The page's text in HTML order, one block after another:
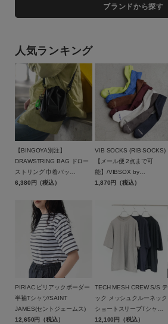
ブランドから探す
人気ランキング
【BINGOYA別注】
DRAWSTRING BAG ドロー
ストリング 巾着バッ
グ/BAICYCLON by
バッグジャック)【メール便1
点可能】
6,380円（税込）
VIB SOCKS (RIB SOCKS)
【メール便 2点まで可
能】/VIBSOX by
VIBTEX（ビブソックス）
1,870円（税込）
PIRIAC ピリアックボーダー
半袖Tシャツ/SAINT
JAMES(セントジェームス)
12,650円（税込）
TECH MESH CREW S/S テ
ック メッシュクルーネック
ショートスリーブTシャ
ツ/BE-40026W/DAIWA
12,100円（税込）